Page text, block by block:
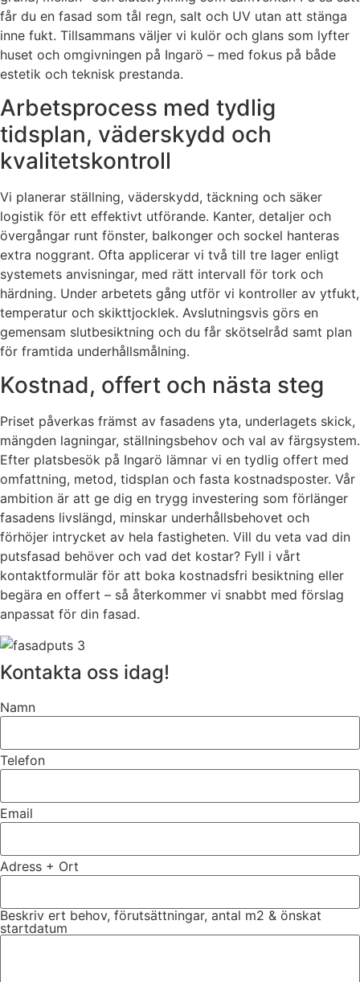
får du en fasad som tål regn, salt och UV utan att stänga
inne fukt. Tillsammans väljer vi kulör och glans som lyfter
huset och omgivningen på Ingarö – med fokus på både
estetik och teknisk prestanda.
Arbetsprocess med tydlig
tidsplan, väderskydd och
kvalitetskontroll
Vi planerar ställning, väderskydd, täckning och säker
logistik för ett effektivt utförande. Kanter, detaljer och
övergångar runt fönster, balkonger och sockel hanteras
extra noggrant. Ofta applicerar vi två till tre lager enligt
systemets anvisningar, med rätt intervall för tork och
härdning. Under arbetets gång utför vi kontroller av ytfukt,
temperatur och skikttjocklek. Avslutningsvis görs en
gemensam slutbesiktning och du får skötselråd samt plan
för framtida underhållsmålning.
Kostnad, offert och nästa steg
Priset påverkas främst av fasadens yta, underlagets skick,
mängden lagningar, ställningsbehov och val av färgsystem.
Efter platsbesök på Ingarö lämnar vi en tydlig offert med
omfattning, metod, tidsplan och fasta kostnadsposter. Vår
ambition är att ge dig en trygg investering som förlänger
fasadens livslängd, minskar underhållsbehovet och
förhöjer intrycket av hela fastigheten. Vill du veta vad din
putsfasad behöver och vad det kostar? Fyll i vårt
kontaktformulär för att boka kostnadsfri besiktning eller
begära en offert – så återkommer vi snabbt med förslag
anpassat för din fasad.
Kontakta oss idag!
Namn
Telefon
Email
Adress + Ort
Beskriv ert behov, förutsättningar, antal m2 & önskat
startdatum